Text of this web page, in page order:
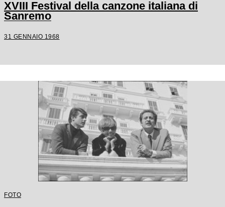
XVIII Festival della canzone italiana di
Sanremo
31 GENNAIO 1968
FOTO